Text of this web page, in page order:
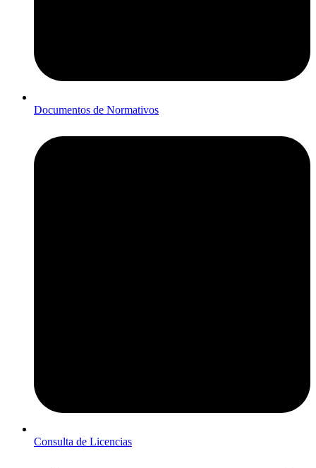
Documentos de Normativos
Consulta de Licencias